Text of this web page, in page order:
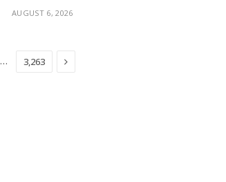
AUGUST 6, 2026
… 3,263 Next